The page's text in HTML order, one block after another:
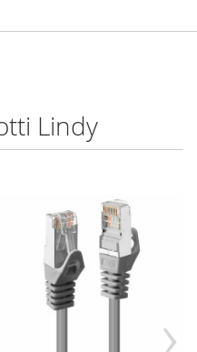
Lindy